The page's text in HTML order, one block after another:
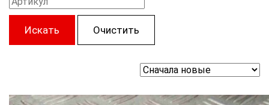
Искать Очистить